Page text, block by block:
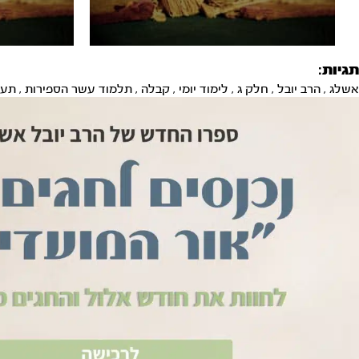
תגיות:
אשלג , הרב יובל , חלק ג , לימוד יומי , קבלה , תלמוד עשר הספירות ,